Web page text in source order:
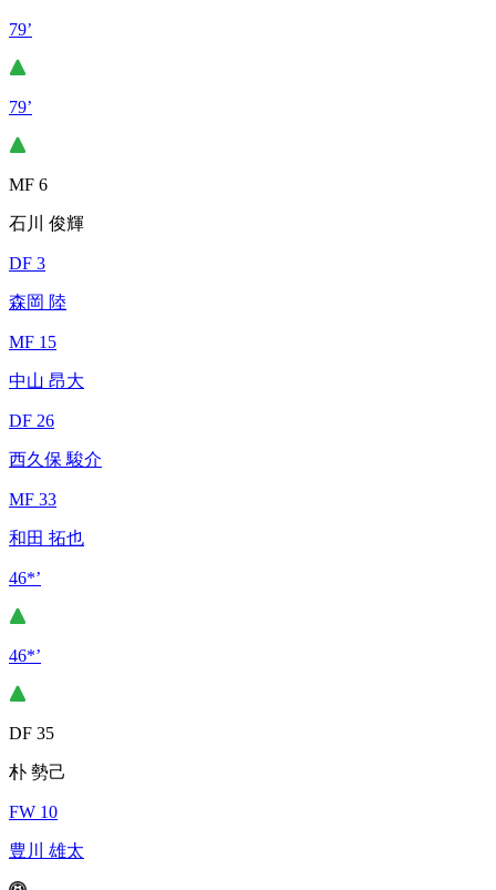
79’
79’
MF 6
石川 俊輝
DF 3
森岡 陸
MF 15
中山 昂大
DF 26
西久保 駿介
MF 33
和田 拓也
46*’
46*’
DF 35
朴 勢己
FW 10
豊川 雄太